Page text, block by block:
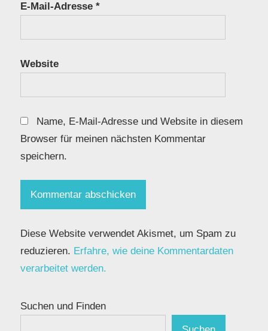
E-Mail-Adresse *
Website
Name, E-Mail-Adresse und Website in diesem
Browser für meinen nächsten Kommentar
speichern.
Diese Website verwendet Akismet, um Spam zu
reduzieren. Erfahre, wie deine Kommentardaten
verarbeitet werden.
Suchen und Finden